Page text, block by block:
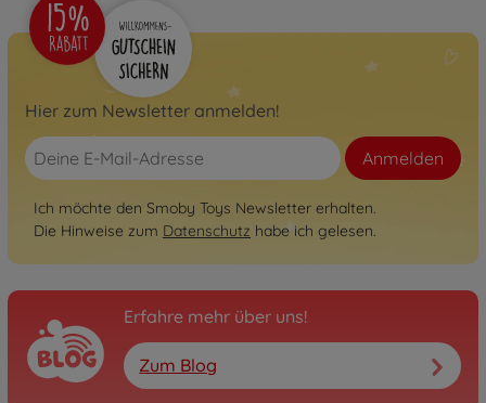
Hier zum Newsletter anmelden!
Anmelden
Ich möchte den Smoby Toys Newsletter erhalten.
Die Hinweise zum Datenschutz habe ich gelesen.
Erfahre mehr über uns!
Zum Blog